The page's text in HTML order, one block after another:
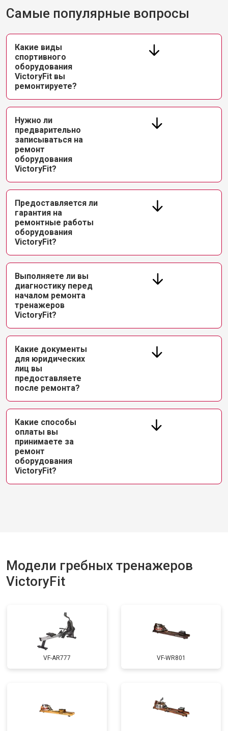
Самые популярные вопросы
Какие виды
спортивного
оборудования
VictoryFit вы
ремонтируете?
Нужно ли
предварительно
записываться на
ремонт
оборудования
VictoryFit?
Предоставляется ли
гарантия на
ремонтные работы
оборудования
VictoryFit?
Выполняете ли вы
диагностику перед
началом ремонта
тренажеров
VictoryFit?
Какие документы
для юридических
лиц вы
предоставляете
после ремонта?
Какие способы
оплаты вы
принимаете за
ремонт
оборудования
VictoryFit?
Модели гребных тренажеров
VictoryFit
VF-AR777 VF-WR801